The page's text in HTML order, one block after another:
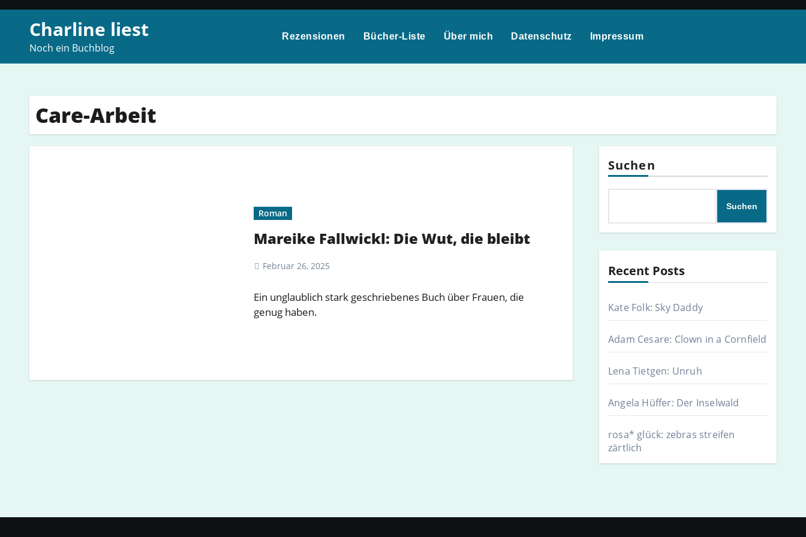
Zum
springen
Charline liest
Noch ein Buchblog
Rezensionen Bücher-Liste Über mich Datenschutz Impressum
Care-Arbeit
Roman
Mareike Fallwickl: Die Wut, die bleibt
Februar 26, 2025
Ein unglaublich stark geschriebenes Buch über Frauen, die
genug haben.
Suchen
Suchen
Recent Posts
Kate Folk: Sky Daddy
Adam Cesare: Clown in a Cornfield
Lena Tietgen: Unruh
Angela Hüffer: Der Inselwald
rosa* glück: zebras streifen
zärtlich